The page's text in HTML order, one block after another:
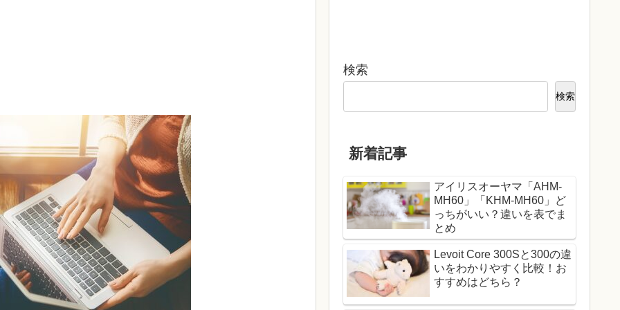
検索
検索
新着記事
アイリスオーヤマ「AHM-
MH60」「KHM-MH60」ど
っちがいい？違いを表でま
とめ
Levoit Core 300Sと300の違
いをわかりやすく比較！お
すすめはどちら？